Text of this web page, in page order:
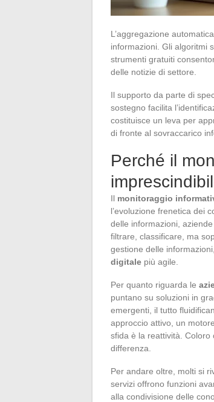
L’aggregazione
informazioni. Gli algoritmi
strumenti gratuiti
delle notizie di settore.
Il supporto da parte di
sostegno facilita
costituisce un leva per
di fronte al sovraccarico
Perché il
Il monitoraggio
l’evoluzione frenetica dei
delle informazioni,
filtrare, classificare, ma
gestione delle
digitale più agile.
Per quanto riguarda le
puntano su soluzioni in
emergenti, il tutto
approccio attivo, un
sfida è la reattività.
differenza.
Per andare oltre, molti si
servizi offrono funzioni
alla condivisione delle